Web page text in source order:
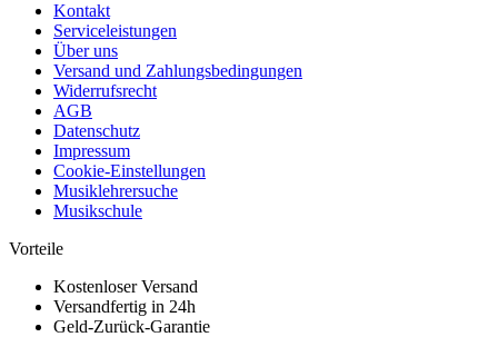
Kontakt
Serviceleistungen
Über uns
Versand und Zahlungsbedingungen
Widerrufsrecht
AGB
Datenschutz
Impressum
Cookie-Einstellungen
Musiklehrersuche
Musikschule
Vorteile
Kostenloser Versand
Versandfertig in 24h
Geld-Zurück-Garantie